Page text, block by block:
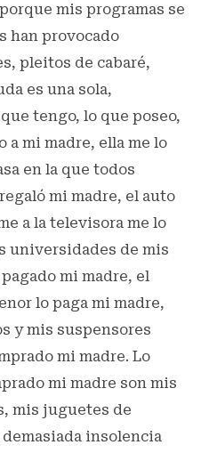
mis programas se
han provocado
pleitos de cabaré,
es una sola,
tengo, lo que poseo,
a mi madre, ella me lo
en la que todos
mi madre, el auto
a la televisora me lo
universidades de mis
mi madre, el
lo paga mi madre,
y mis suspensores
mi madre. Lo
mi madre son mis
mis juguetes de
insolencia